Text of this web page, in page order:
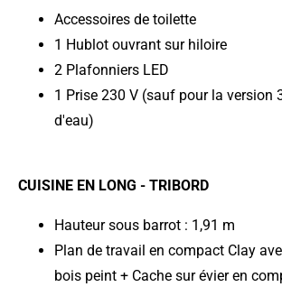
Accessoires de toilette
1 Hublot ouvrant sur hiloire
2 Plafonniers LED
1 Prise 230 V (sauf pour la version
d'eau)
CUISINE EN LONG - TRIBORD
Hauteur sous barrot : 1,91 m
Plan de travail en compact Clay
bois peint + Cache sur évier en